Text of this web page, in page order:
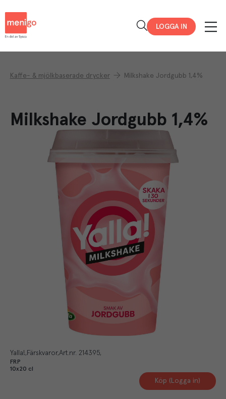
LOGGA IN
Kaffe- & mjölkbaserade drycker Milkshake Jordgubb 1,4%
Milkshake Jordgubb 1,4%
Yalla! Färskvaror Art.nr. 214395
FRP
10x20 cl
Köp (Logga in)